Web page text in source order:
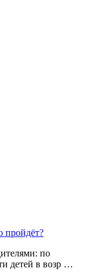
пройдёт?
по
детей в возр …